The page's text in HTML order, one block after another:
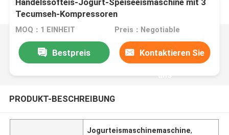
Handelssofteis-Jogurt-Speiseeismaschine mit 3
Tecumseh-Kompressoren
MOQ：1 EINHEIT Preis：Negotiable
Bestpreis Kontaktieren Sie
uns
PRODUKT-BESCHREIBUNG
Jogurteismaschinemaschine,